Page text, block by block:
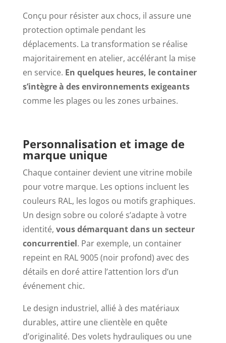
Conçu pour résister aux chocs, il assure une
protection optimale pendant les
déplacements. La transformation se réalise
majoritairement en atelier, accélérant la mise
en service. En quelques heures, le container
s’intègre à des environnements exigeants
comme les plages ou les zones urbaines.
Personnalisation et image de
marque unique
Chaque container devient une vitrine mobile
pour votre marque. Les options incluent les
couleurs RAL, les logos ou motifs graphiques.
Un design sobre ou coloré s’adapte à votre
identité, vous démarquant dans un secteur
concurrentiel. Par exemple, un container
repeint en RAL 9005 (noir profond) avec des
détails en doré attire l’attention lors d’un
événement chic.
Le design industriel, allié à des matériaux
durables, attire une clientèle en quête
d’originalité. Des volets hydrauliques ou une